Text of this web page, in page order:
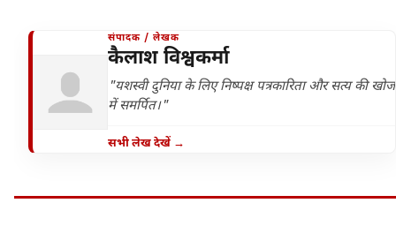
संपादक / लेखक
कैलाश विश्वकर्मा
"यशस्वी दुनिया के लिए निष्पक्ष पत्रकारिता और सत्य की खोज
में समर्पित।"
सभी लेख देखें →